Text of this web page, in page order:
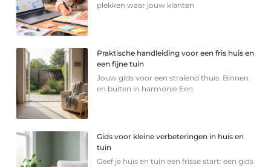
plekken waar jouw klanten
Praktische handleiding voor een fris huis en
een fijne tuin
Jouw gids voor een stralend thuis: Binnen
en buiten in harmonie Een
Gids voor kleine verbeteringen in huis en
tuin
Geef je huis en tuin een frisse start: een gids